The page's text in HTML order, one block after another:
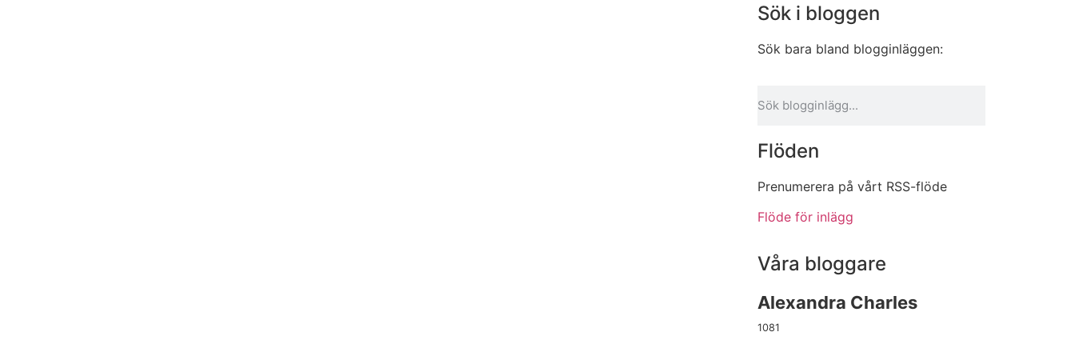
Sök i bloggen
Sök bara bland blogginläggen:
Flöden
Prenumerera på vårt RSS-flöde
Flöde för inlägg
Våra bloggare
Alexandra Charles
1081